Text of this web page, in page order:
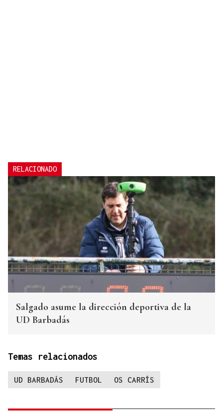
RELACIONADO
Salgado asume la dirección deportiva de la
UD Barbadás
Temas relacionados
UD BARBADÁS FUTBOL OS CARRÍS